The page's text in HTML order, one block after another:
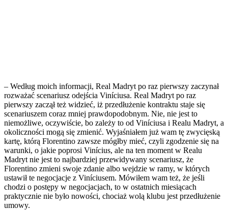
– Według moich informacji, Real Madryt po raz pierwszy zaczynał
rozważać scenariusz odejścia Viníciusa. Real Madryt po raz
pierwszy zaczął też widzieć, iż przedłużenie kontraktu staje się
scenariuszem coraz mniej prawdopodobnym. Nie, nie jest to
niemożliwe, oczywiście, bo zależy to od Viníciusa i Realu Madryt, a
okoliczności mogą się zmienić. Wyjaśniałem już wam tę zwycięską
kartę, którą Florentino zawsze mógłby mieć, czyli zgodzenie się na
warunki, o jakie poprosi Vinícius, ale na ten moment w Realu
Madryt nie jest to najbardziej przewidywany scenariusz, że
Florentino zmieni swoje zdanie albo wejdzie w ramy, w których
ustawił te negocjacje z Viníciusem. Mówiłem wam też, że jeśli
chodzi o postępy w negocjacjach, to w ostatnich miesiącach
praktycznie nie było nowości, chociaż wolą klubu jest przedłużenie
umowy.